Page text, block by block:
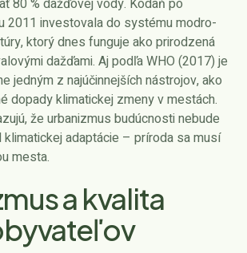
80 % dažďovej vody. Kodaň po
2011 investovala do systému modro-
ktorý dnes funguje ako prirodzená
dažďami. Aj podľa WHO (2017) je
jedným z najúčinnejších nástrojov, ako
dopady klimatickej zmeny v mestách.
že urbanizmus budúcnosti nebude
adaptácie – príroda sa musí
mesta.
a kvalita